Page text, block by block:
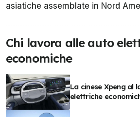
asiatiche assemblate in Nord
Chi lavora alle auto
economiche
La cinese Xpeng al
elettriche